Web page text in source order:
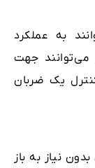
به عملکرد
می‌توانند جهت
یک ضربان
نیاز به باز